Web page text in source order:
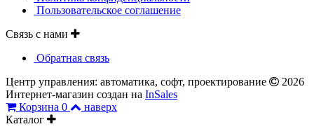
Пользовательское соглашение
Связь с нами
Обратная связь
Центр управления: автоматика, софт, проектирование
2026
Интернет-магазин создан на InSales
Корзина 0
наверх
Каталог